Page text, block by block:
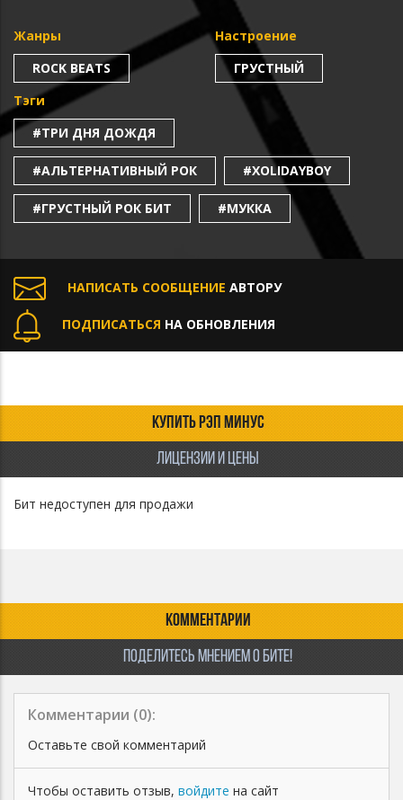
Жанры
ROCK BEATS
Настроение
ГРУСТНЫЙ
Тэги
#ТРИ ДНЯ ДОЖДЯ
#АЛЬТЕРНАТИВНЫЙ РОК #XOLIDAYBOY
#ГРУСТНЫЙ РОК БИТ #МУККА
НАПИСАТЬ СООБЩЕНИЕ АВТОРУ
ПОДПИСАТЬСЯ НА ОБНОВЛЕНИЯ
КУПИТЬ РЭП МИНУС
ЛИЦЕНЗИИ И ЦЕНЫ
Бит недоступен для продажи
КОММЕНТАРИИ
ПОДЕЛИТЕСЬ МНЕНИЕМ О БИТЕ!
Комментарии (0):
Оставьте свой комментарий
Чтобы оставить отзыв, войдите на сайт